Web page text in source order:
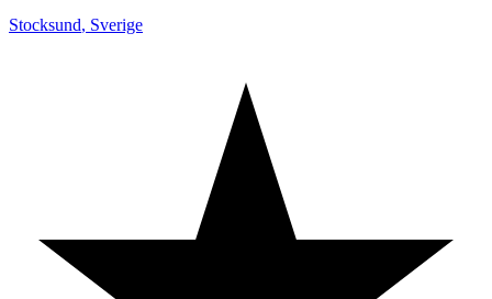
Stocksund, Sverige